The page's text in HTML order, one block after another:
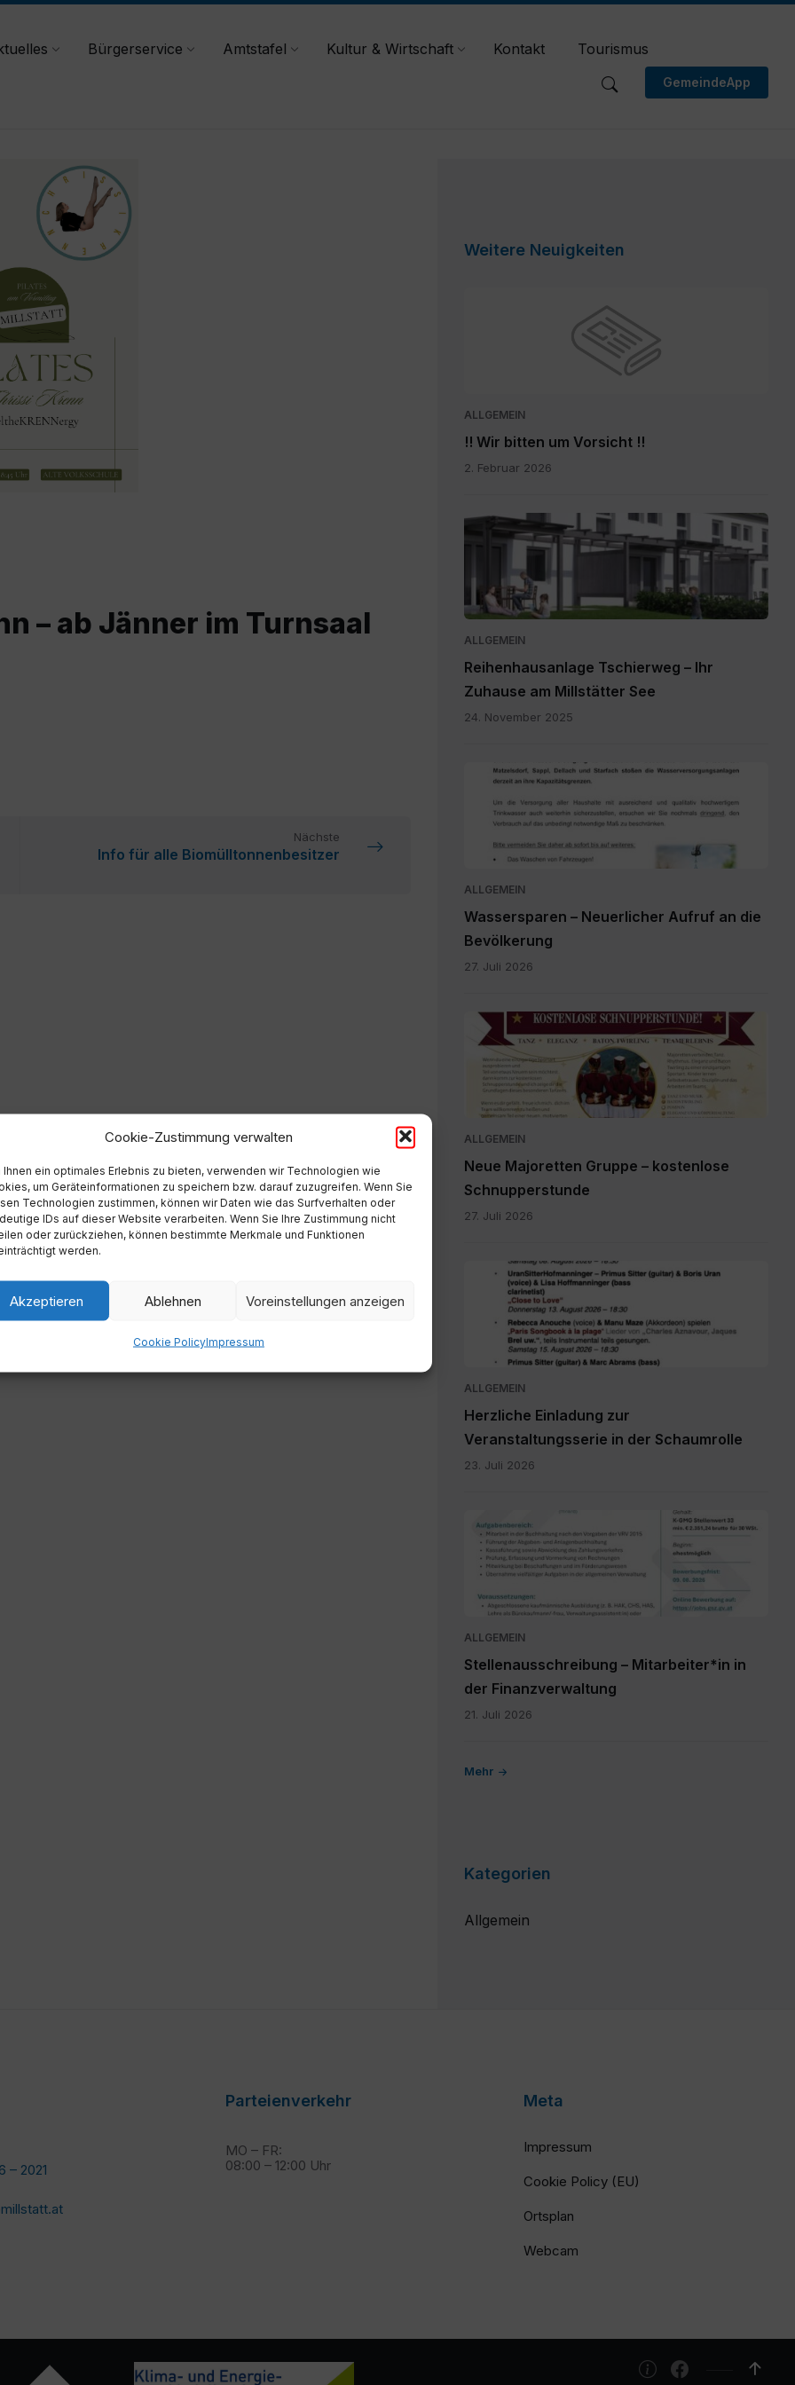
Cookie-Zustimmung verwalten
Ihnen ein optimales Erlebnis zu bieten, verwenden wir Technologien wie
um Geräteinformationen zu speichern bzw. darauf zuzugreifen. Wenn Sie
Technologien zustimmen, können wir Daten wie das Surfverhalten oder
IDs auf dieser Website verarbeiten. Wenn Sie Ihre Zustimmung nicht
oder zurückziehen, können bestimmte Merkmale und Funktionen
werden.
Akzeptieren Ablehnen Voreinstellungen anzeigen
Cookie PolicyImpressum
Bürgerservice Amtstafel Kultur & Wirtschaft Kontakt Tourismus
GemeindeApp
– ab Jänner im Turnsaal
Nächste
Info für alle Biomülltonnenbesitzer
Weitere Neuigkeiten
ALLGEMEIN
!! Wir bitten um Vorsicht !!
2. Februar 2026
20251111_Flyer.pdf
ALLGEMEIN
Reihenhausanlage Tschierweg – Ihr
Zuhause am Millstätter See
24. November 2025
20260727_Wassersparen.pdf
ALLGEMEIN
Wassersparen – Neuerlicher Aufruf an die
Bevölkerung
27. Juli 2026
plakát
pdf.pdf
ALLGEMEIN
Neue Majoretten Gruppe – kostenlose
Schnupperstunde
27. Juli 2026
Schaumrolle.jpg
ALLGEMEIN
Herzliche Einladung zur
Veranstaltungsserie in der Schaumrolle
23. Juli 2026
Millstatt
MA
(1).pdf
ALLGEMEIN
Stellenausschreibung – Mitarbeiter*in in
der Finanzverwaltung
21. Juli 2026
Mehr
Kategorien
Allgemein
– 2021
Parteienverkehr
MO – FR:
08:00 – 12:00 Uhr
Meta
Impressum
Cookie Policy (EU)
Ortsplan
Webcam